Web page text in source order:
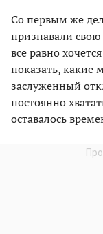
Со первым же
признавали
все равно
показать, какие
заслуженный
постоянно
оставалось